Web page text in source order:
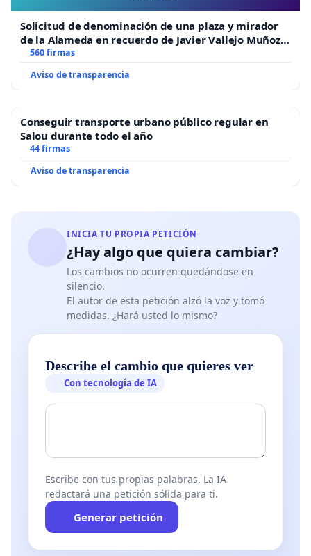
Solicitud de denominación de una plaza y mirador
de la Alameda en recuerdo de Javier Vallejo Muñoz
“Mazinger”
560 firmas
Aviso de transparencia
Conseguir transporte urbano público regular en
Salou durante todo el año
44 firmas
Aviso de transparencia
INICIA TU PROPIA PETICIÓN
¿Hay algo que quiera cambiar?
Los cambios no ocurren quedándose en
silencio.
El autor de esta petición alzó la voz y tomó
medidas. ¿Hará usted lo mismo?
Describe el cambio que quieres ver
Con tecnología de IA
Escribe con tus propias palabras. La IA
redactará una petición sólida para ti.
Generar petición